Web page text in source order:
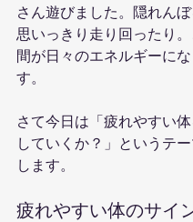
さん遊びました。隠れんぼ
思いっきり走り回ったり
間が日々のエネルギーにな
す。
さて今日は「疲れやすい
していくか？」というテ
します。
疲れやすい体のサイ